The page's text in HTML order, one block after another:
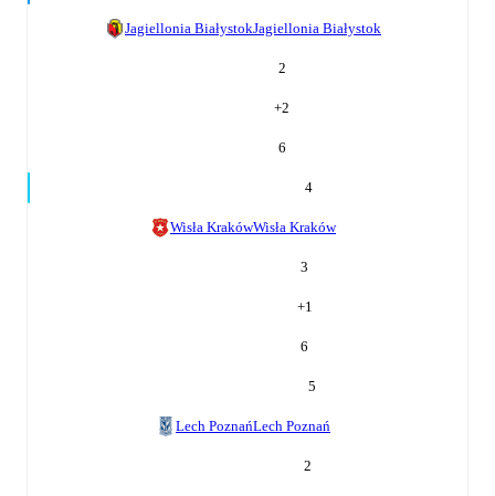
Jagiellonia BiałystokJagiellonia Białystok
2
+2
6
4
Wisła KrakówWisła Kraków
3
+1
6
5
Lech PoznańLech Poznań
2